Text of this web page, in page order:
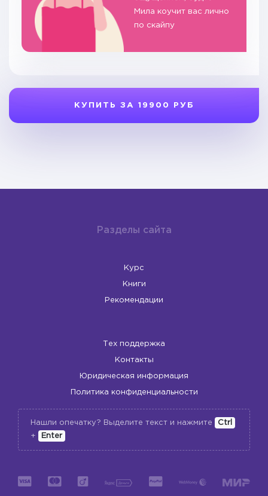
Мила коучит вас лично
по скайпу
КУПИТЬ ЗА 19900 РУБ
Разделы сайта
Курс
Книги
Рекомендации
Тех поддержка
Контакты
Юридическая информация
Политика конфиденциальности
Нашли опечатку? Выделите текст и нажмите
Ctrl
+
Enter